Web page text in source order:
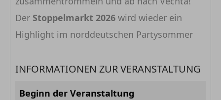
Der Stoppelmarkt 2026 wird wieder ein
Highlight im norddeutschen Partysommer
INFORMATIONEN ZUR VERANSTALTUNG
Beginn der Veranstaltung